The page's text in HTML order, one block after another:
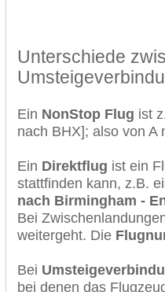
Unterschiede
Ein NonStop Flug ist
nach BHX]; also von A
Ein Direktflug ist ein
stattfinden kann, z.B.
nach Birmingham -
Bei
weitergeht. Die
Bei
bei denen das